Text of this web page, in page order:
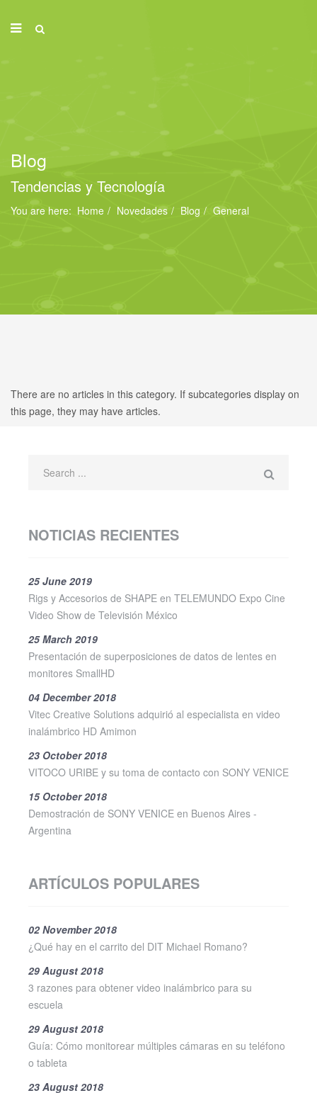
Blog
Tendencias y Tecnología
You are here: Home Novedades Blog General
There are no articles in this category. If subcategories display on
this page, they may have articles.
NOTICIAS RECIENTES
25 June 2019
Rigs y Accesorios de SHAPE en TELEMUNDO Expo Cine
Video Show de Televisión México
25 March 2019
Presentación de superposiciones de datos de lentes en
monitores SmallHD
04 December 2018
Vitec Creative Solutions adquirió al especialista en video
inalámbrico HD Amimon
23 October 2018
VITOCO URIBE y su toma de contacto con SONY VENICE
15 October 2018
Demostración de SONY VENICE en Buenos Aires -
Argentina
ARTÍCULOS POPULARES
02 November 2018
¿Qué hay en el carrito del DIT Michael Romano?
29 August 2018
3 razones para obtener video inalámbrico para su
escuela
29 August 2018
Guía: Cómo monitorear múltiples cámaras en su teléfono
o tableta
23 August 2018